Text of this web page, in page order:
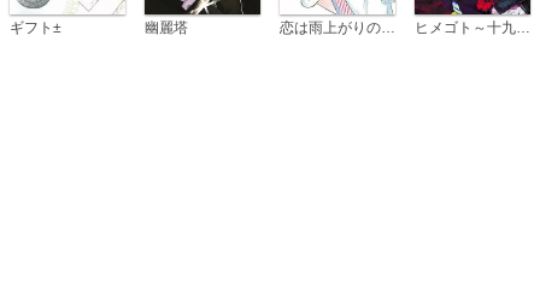
ギフト± 幽麗塔 恋は雨上がりのように ヒメゴト～十九歳の制服～